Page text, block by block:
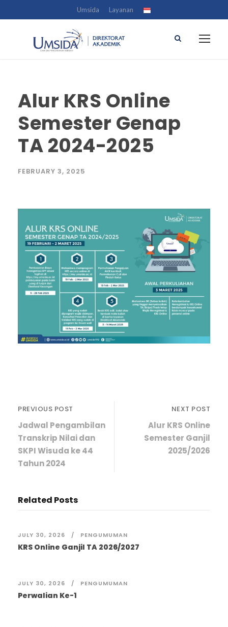
Umsida Layanan
Alur KRS Online
Semester Genap
TA 2024-2025
FEBRUARY 3, 2025
PREVIOUS POST
Jadwal Pengambilan
Transkrip Nilai dan
SKPI Wisuda ke 44
Tahun 2024
NEXT POST
Alur KRS Online
Semester Ganjil
2025/2026
Related Posts
JULY 30, 2026 PENGUMUMAN
KRS Online Ganjil TA 2026/2027
JULY 30, 2026 PENGUMUMAN
Perwalian Ke-1